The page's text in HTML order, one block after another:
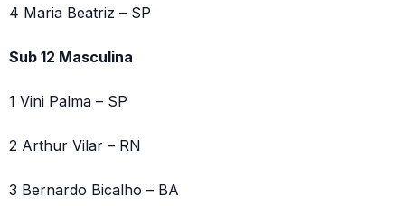
4 Maria Beatriz – SP
Sub 12 Masculina
1 Vini Palma – SP
2 Arthur Vilar – RN
3 Bernardo Bicalho – BA